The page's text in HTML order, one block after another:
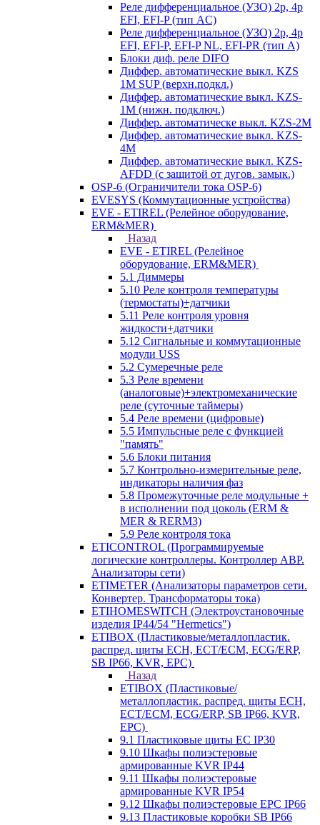
Реле дифференциальное (УЗО) 2р, 4р
EFI, EFI-P (тип AС)
Реле дифференциальное (УЗО) 2р, 4р
EFI, EFI-P, EFI-P NL, EFI-PR (тип A)
Блоки диф. реле DIFO
Диффер. автоматические выкл. KZS
1M SUP (верхн.подкл.)
Диффер. автоматические выкл. KZS-
1M (нижн. подключ.)
Диффер. автоматическе выкл. KZS-2M
Диффер. автоматические выкл. KZS-
4M
Диффер. автоматические выкл. KZS-
AFDD (с защитой от дугов. замык.)
OSP-6 (Ограничители тока OSP-6)
EVESYS (Коммутационные устройства)
EVE - ETIREL (Релейное оборудование,
ERM&MER)
Назад
EVE - ETIREL (Релейное
оборудование, ERM&MER)
5.1 Диммеры
5.10 Реле контроля температуры
(термостаты)+датчики
5.11 Реле контроля уровня
жидкости+датчики
5.12 Сигнальные и коммутационные
модули USS
5.2 Сумеречные реле
5.3 Реле времени
(аналоговые)+электромеханические
реле (суточные таймеры)
5.4 Реле времени (цифровые)
5.5 Импульсные реле с функцией
"память"
5.6 Блоки питания
5.7 Контрольно-измерительные реле,
индикаторы наличия фаз
5.8 Промежуточные реле модульные +
в исполнении под цоколь (ERM &
MER & RERM3)
5.9 Реле контроля тока
ETICONTROL (Программируемые
логические контроллеры. Контроллер АВР.
Анализаторы сети)
ETIMETER (Анализаторы параметров сети.
Конвертер. Трансформаторы тока)
ETIHOMESWITCH (Электроустановочные
изделия IP44/54 "Hermetics")
ETIBOX (Пластиковые/металлопластик.
распред. щиты ECH, ECT/ECM, ECG/ERP,
SB IP66, KVR, EPC)
Назад
ETIBOX (Пластиковые/
металлопластик. распред. щиты ECH,
ECT/ECM, ECG/ERP, SB IP66, KVR,
EPC)
9.1 Пластиковые щиты EC IP30
9.10 Шкафы полиэстеровые
армированные KVR IP44
9.11 Шкафы полиэстеровые
армированные KVR IP54
9.12 Шкафы полиэстеровые EPC IP66
9.13 Пластиковые коробки SB IP66